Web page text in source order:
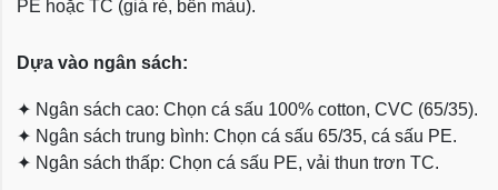
PE hoặc TC (giá rẻ, bền màu).
Dựa vào ngân sách:
✦ Ngân sách cao: Chọn cá sấu 100% cotton, CVC (65/35).
✦ Ngân sách trung bình: Chọn cá sấu 65/35, cá sấu PE.
✦ Ngân sách thấp: Chọn cá sấu PE, vải thun trơn TC.